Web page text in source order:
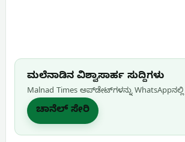
ಮಲೆನಾಡಿನ ವಿಶ್ವಾಸಾರ್ಹ ಸುದ್ದಿಗಳು
Malnad Times ಅಪ್‌ಡೇಟ್‌ಗಳನ್ನು
ಚಾನೆಲ್ ಸೇರಿ